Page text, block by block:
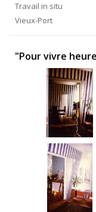
Travail in situ
Vieux-Port
"Pour vivre